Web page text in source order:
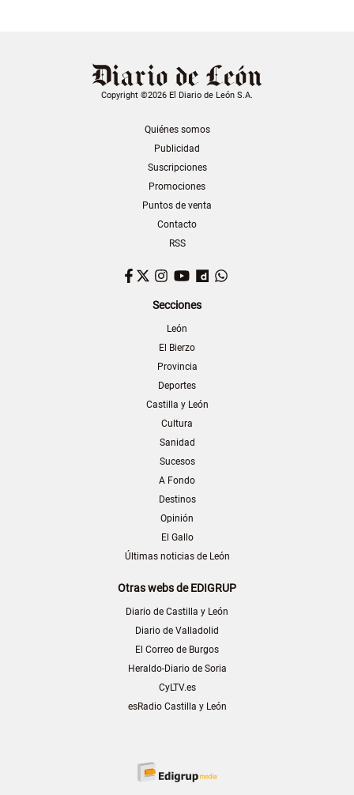
Copyright ©2026 El Diario de León S.A.
Quiénes somos
Publicidad
Suscripciones
Promociones
Puntos de venta
Contacto
RSS
Facebook
TwitterInstagram
YouTubeDailymotion
Secciones
León
El Bierzo
Provincia
Deportes
Castilla y León
Cultura
Sanidad
Sucesos
A Fondo
Destinos
Opinión
El Gallo
Últimas noticias de León
Otras webs de EDIGRUP
Diario de Castilla y León
Diario de Valladolid
El Correo de Burgos
Heraldo-Diario de Soria
CyLTV.es
esRadio Castilla y León